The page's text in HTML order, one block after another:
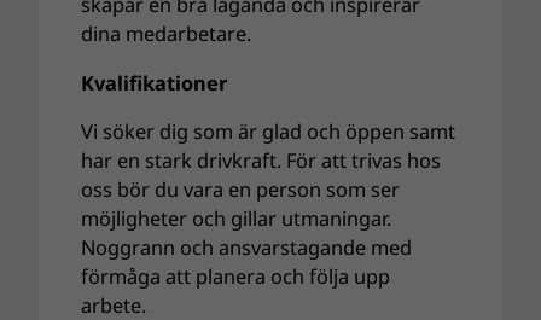
dina medarbetare.
Kvalifikationer
Vi söker dig som är glad och öppen samt
har en stark drivkraft. För att trivas hos
oss bör du vara en person som ser
möjligheter och gillar utmaningar.
Noggrann och ansvarstagande med
förmåga att planera och följa upp
arbete.